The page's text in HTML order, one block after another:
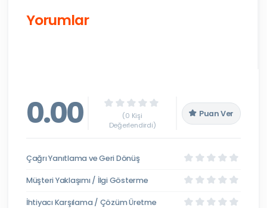
Yorumlar
0.00
(0 Kişi
Değerlendirdi)
Puan Ver
Çağrı Yanıtlama ve Geri Dönüş
Müşteri Yaklaşımı / İlgi Gösterme
İhtiyacı Karşılama / Çözüm Üretme